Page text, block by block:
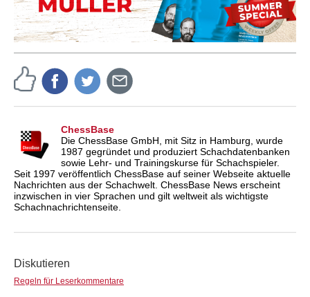
ChessBase
Die ChessBase GmbH, mit Sitz in Hamburg, wurde
1987 gegründet und produziert Schachdatenbanken
sowie Lehr- und Trainingskurse für Schachspieler.
Seit 1997 veröffentlich ChessBase auf seiner Webseite aktuelle
Nachrichten aus der Schachwelt. ChessBase News erscheint
inzwischen in vier Sprachen und gilt weltweit als wichtigste
Schachnachrichtenseite.
Diskutieren
Regeln für Leserkommentare